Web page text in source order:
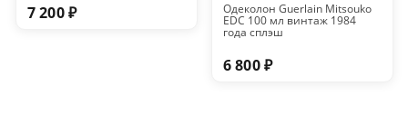
7 200 ₽ Одеколон Guerlain Mitsouko
EDC 100 мл винтаж 1984
года сплэш
6 800 ₽